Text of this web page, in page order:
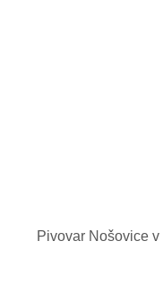
Pivovar Nošovice